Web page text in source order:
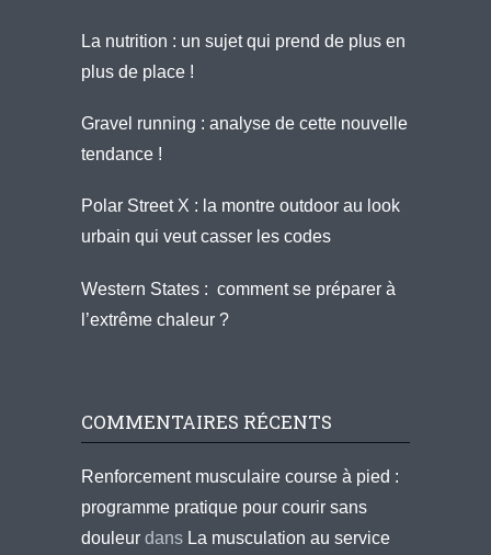
La nutrition : un sujet qui prend de plus en
plus de place !
Gravel running : analyse de cette nouvelle
tendance !
Polar Street X : la montre outdoor au look
urbain qui veut casser les codes
Western States : comment se préparer à
l’extrême chaleur ?
COMMENTAIRES RÉCENTS
Renforcement musculaire course à pied :
programme pratique pour courir sans
douleur dans La musculation au service